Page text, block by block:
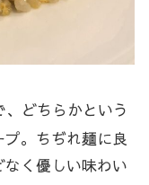
どちらかという
。ちぢれ麺に良
く優しい味わい